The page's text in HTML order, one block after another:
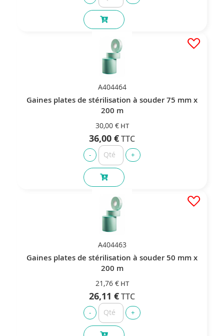
A404464
Gaines plates de stérilisation à souder 75 mm x
200 m
30,00 €
36,00 €
A404463
Gaines plates de stérilisation à souder 50 mm x
200 m
21,76 €
26,11 €